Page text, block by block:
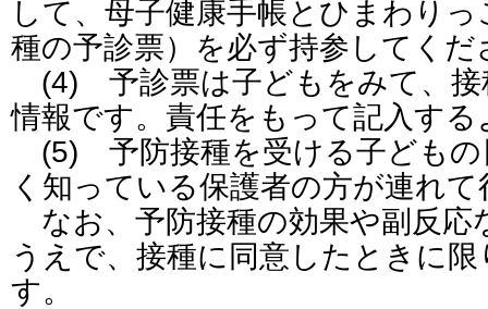
して、母子健康手帳とひまわり
種の予診票）を必ず持参してくだ
(4) 予診票は子どもをみて、接
情報です。責任をもって記入す
(5) 予防接種を受ける子どもの
く知っている保護者の方が連れ
なお、予防接種の効果や副反応
うえで、接種に同意したときに
す。